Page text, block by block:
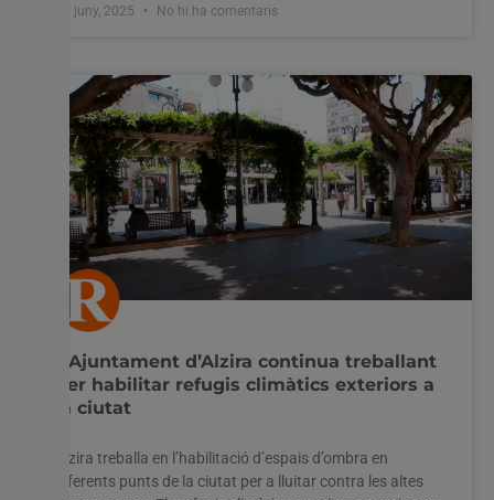
17 juny, 2025 No hi ha comentaris
L’Ajuntament d’Alzira continua treballant
per habilitar refugis climàtics exteriors a
la ciutat
Alzira treballa en l’habilitació d’espais d’ombra en
diferents punts de la ciutat per a lluitar contra les altes